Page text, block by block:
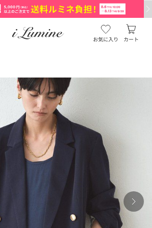
お気に入り カート